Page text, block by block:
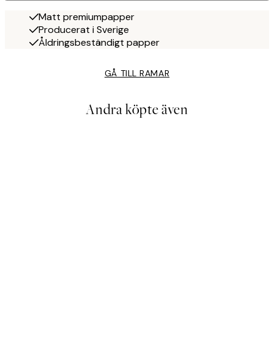
Matt premiumpapper
Producerat i Sverige
Åldringsbeständigt papper
GÅ TILL RAMAR
Andra köpte även